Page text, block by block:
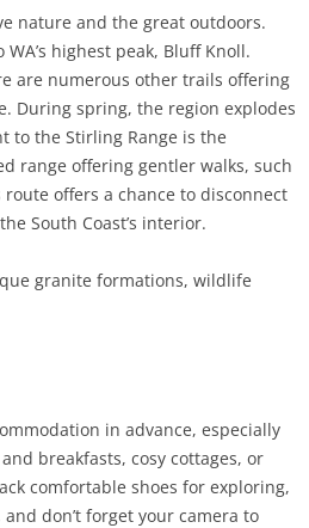
nature and the great outdoors.
highest peak, Bluff Knoll.
are numerous other trails offering
During spring, the region explodes
to the Stirling Range is the
range offering gentler walks, such
offers a chance to disconnect
South Coast’s interior.
granite formations, wildlife
in advance, especially
breakfasts, cosy cottages, or
comfortable shoes for exploring,
don’t forget your camera to